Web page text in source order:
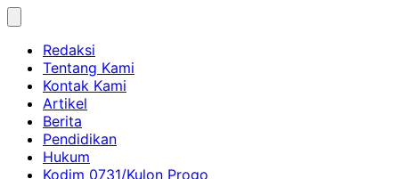
Skip
contentRedaksi
Tentang Kami
Kontak Kami
Artikel
Berita
Pendidikan
Hukum
Kodim 0731/Kulon Progo